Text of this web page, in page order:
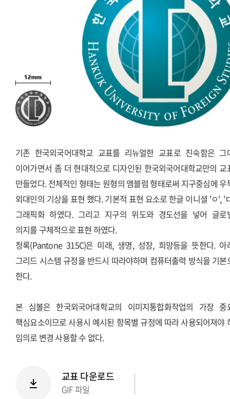
기존 한국외국어대학교 교표를 리뉴얼한 교표로 친숙함은 그
이어가면서 좀 더 현대적으로 디자인된 한국외국어대학교만의 교
만들었다. 전체적인 형태는 원형의 엠블럼 형태로써 지구중심에 우
외대인의 기상을 표현 했다. 기본적 표현 요소로 한글 이니셜 'ㅇ', '
그래픽화 하였다. 그리고 지구의 위도와 경도선을 넣어 글로
의지를 구체적으로 표현 하였다.
청록(Pantone 315C)은 미래, 생명, 성장, 희망등을 뜻한다. 아
그리드 시스템 규정을 반드시 따라야하며 컴퓨터출력 방식을 기본
한다.
본 심볼은 한국외국어대학교의 이미지통합화작업의 가장 중
핵심요소이므로 사용시 예시된 항목별 규정에 따라 사용되어져야
임의로 변경 사용할 수 없다.
교표 다운로드
GIF 파일